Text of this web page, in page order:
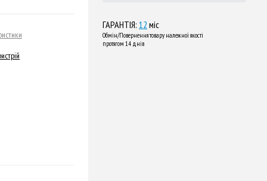
ГАРАНТІЯ: 12 міс
Обмін/Повернення товару належної якості
протягом 14 днів